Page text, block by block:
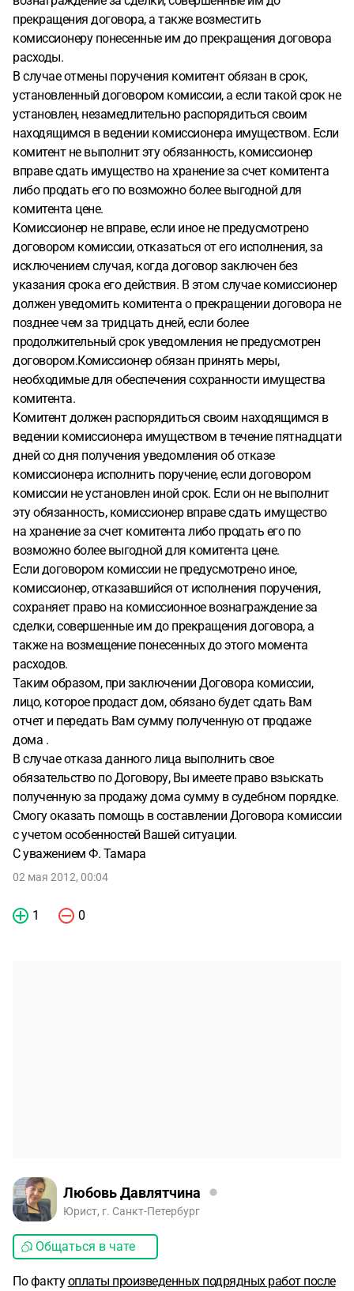
прекращения договора, а также возместить
комиссионеру понесенные им до прекращения договора
расходы.
В случае отмены поручения комитент обязан в срок,
установленный договором комиссии, а если такой срок не
установлен, незамедлительно распорядиться своим
находящимся в ведении комиссионера имуществом. Если
комитент не выполнит эту обязанность, комиссионер
вправе сдать имущество на хранение за счет комитента
либо продать его по возможно более выгодной для
комитента цене.
Комиссионер не вправе, если иное не предусмотрено
договором комиссии, отказаться от его исполнения, за
исключением случая, когда договор заключен без
указания срока его действия. В этом случае комиссионер
должен уведомить комитента о прекращении договора не
позднее чем за тридцать дней, если более
продолжительный срок уведомления не предусмотрен
договором.Комиссионер обязан принять меры,
необходимые для обеспечения сохранности имущества
комитента.
Комитент должен распорядиться своим находящимся в
ведении комиссионера имуществом в течение пятнадцати
дней со дня получения уведомления об отказе
комиссионера исполнить поручение, если договором
комиссии не установлен иной срок. Если он не выполнит
эту обязанность, комиссионер вправе сдать имущество
на хранение за счет комитента либо продать его по
возможно более выгодной для комитента цене.
Если договором комиссии не предусмотрено иное,
комиссионер, отказавшийся от исполнения поручения,
сохраняет право на комиссионное вознаграждение за
сделки, совершенные им до прекращения договора, а
также на возмещение понесенных до этого момента
расходов.
Таким образом, при заключении Договора комиссии,
лицо, которое продаст дом, обязано будет сдать Вам
отчет и передать Вам сумму полученную от продаже
дома .
В случае отказа данного лица выполнить свое
обязательство по Договору, Вы имеете право взыскать
полученную за продажу дома сумму в судебном порядке.
Смогу оказать помощь в составлении Договора комиссии
с учетом особенностей Вашей ситуации.
С уважением Ф. Тамара
02 мая 2012, 00:04
1 0
Любовь Давлятчина
Юрист, г. Санкт-Петербург
Общаться в чате
По фактуоплаты произведенных подрядных работ после